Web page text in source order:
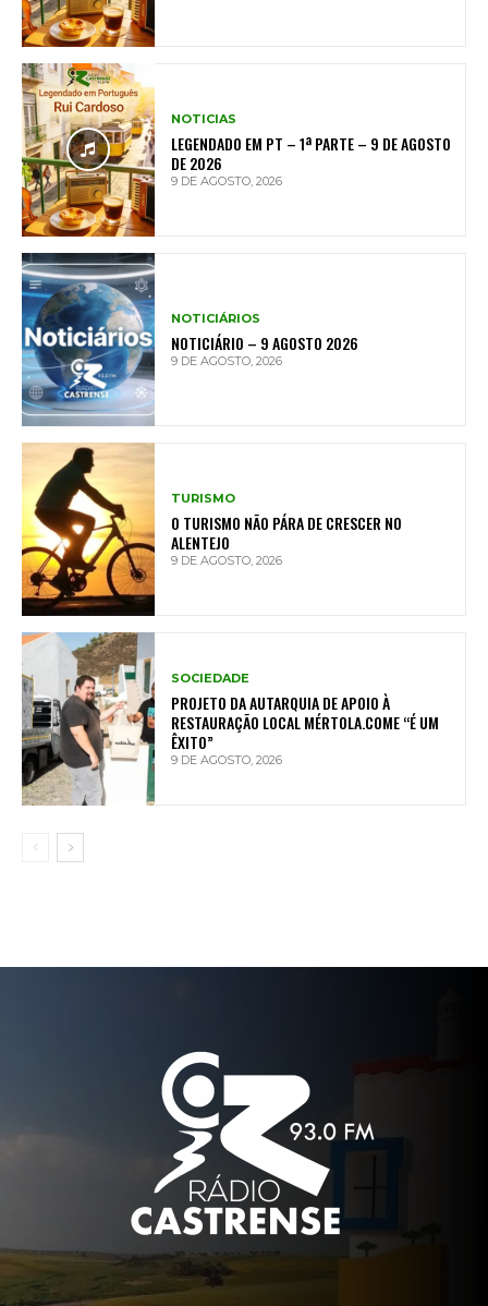
NOTICIAS
LEGENDADO EM PT – 1ª PARTE – 9 DE AGOSTO
DE 2026
9 DE AGOSTO, 2026
NOTICIÁRIOS
NOTICIÁRIO – 9 AGOSTO 2026
9 DE AGOSTO, 2026
TURISMO
O TURISMO NÃO PÁRA DE CRESCER NO
ALENTEJO
9 DE AGOSTO, 2026
SOCIEDADE
PROJETO DA AUTARQUIA DE APOIO À
RESTAURAÇÃO LOCAL MÉRTOLA.COME “É UM
ÊXITO”
9 DE AGOSTO, 2026